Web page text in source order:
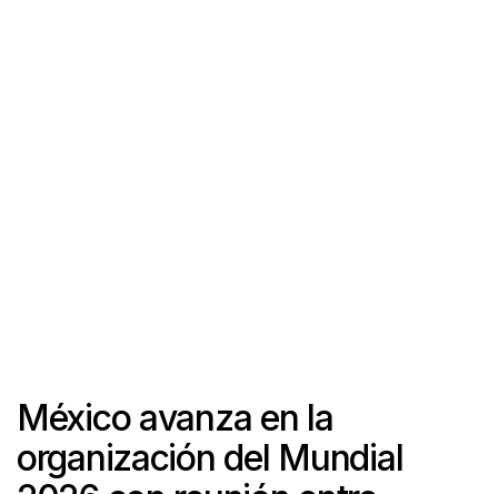
México avanza en la
organización del Mundial